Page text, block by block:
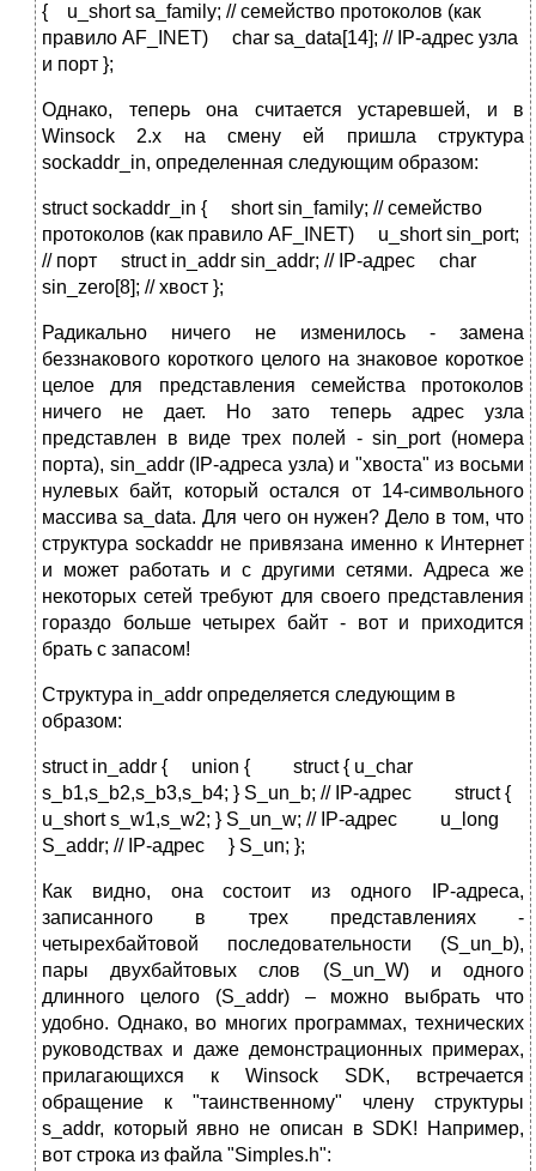
{ u_short sa_family; // семейство протоколов (как
правило AF_INET) char sa_data[14]; // IP-адрес узла
и порт };
Однако, теперь она считается устаревшей, и в
Winsock 2.x на смену ей пришла структура
sockaddr_in, определенная следующим образом:
struct sockaddr_in { short sin_family; // семейство
протоколов (как правило AF_INET) u_short sin_port;
// порт struct in_addr sin_addr; // IP-адрес char
sin_zero[8]; // хвост };
Радикально ничего не изменилось - замена
беззнакового короткого целого на знаковое короткое
целое для представления семейства протоколов
ничего не дает. Но зато теперь адрес узла
представлен в виде трех полей - sin_port (номера
порта), sin_addr (IP-адреса узла) и "хвоста" из восьми
нулевых байт, который остался от 14-символьного
массива sa_data. Для чего он нужен? Дело в том, что
структура sockaddr не привязана именно к Интернет
и может работать и с другими сетями. Адреса же
некоторых сетей требуют для своего представления
гораздо больше четырех байт - вот и приходится
брать с запасом!
Структура in_addr определяется следующим в
образом:
struct in_addr { union { struct { u_char
s_b1,s_b2,s_b3,s_b4; } S_un_b; // IP-адрес struct {
u_short s_w1,s_w2; } S_un_w; // IP-адрес u_long
S_addr; // IP-адрес } S_un; };
Как видно, она состоит из одного IP-адреса,
записанного в трех представлениях -
четырехбайтовой последовательности (S_un_b),
пары двухбайтовых слов (S_un_W) и одного
длинного целого (S_addr) – можно выбрать что
удобно. Однако, во многих программах, технических
руководствах и даже демонстрационных примерах,
прилагающихся к Winsock SDK, встречается
обращение к "таинственному" члену структуры
s_addr, который явно не описан в SDK! Например,
вот строка из файла "Simples.h":